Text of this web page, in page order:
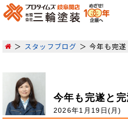
スタッフブログ 今年も完
今年も完遂と
2026年1月19日(月)